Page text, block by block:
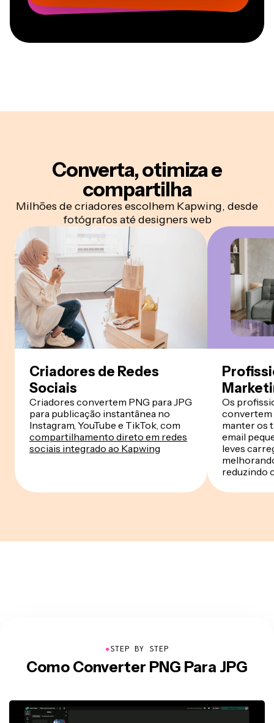
Converta, otimiza e
compartilha
Milhões de criadores escolhem Kapwing, desde
fotógrafos até designers web
Criadores de Redes
Sociais
Criadores convertem PNG para JPG
para publicação instantânea no
Instagram, YouTube e TikTok, com
compartilhamento direto em redes
sociais integrado ao Kapwing
Os
convertem
manter os
email
leves
reduzindo
●STEP BY STEP
Como Converter PNG Para JPG